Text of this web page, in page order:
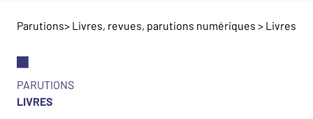
Parutions> Livres, revues, parutions numériques > Livres
PARUTIONS
LIVRES